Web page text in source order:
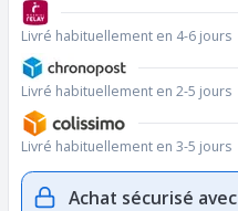
Livré habituellement en 4-6 jours
Livré habituellement en 2-5 jours
Livré habituellement en 3-5 jours
Achat sécurisé avec